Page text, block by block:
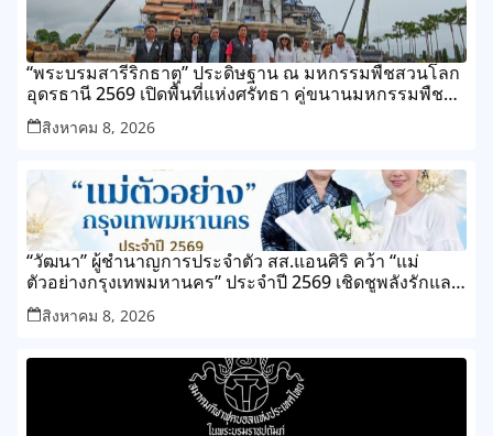
“พระบรมสารีริกธาตุ” ประดิษฐาน ณ มหกรรมพืชสวนโลก
อุดรธานี 2569 เปิดพื้นที่แห่งศรัทธา คู่ขนานมหกรรมพืช
สวนระดับโลก
สิงหาคม 8, 2026
“วัฒนา” ผู้ชำนาญการประจำตัว สส.แอนศิริ คว้า “แม่
ตัวอย่างกรุงเทพมหานคร” ประจำปี 2569 เชิดชูพลังรักและ
ความเสียสละของแม่ เขตทุ่งครุ
สิงหาคม 8, 2026